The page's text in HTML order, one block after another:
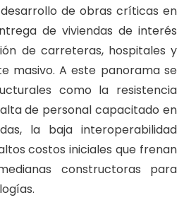
de obras críticas en
de viviendas de interés
de carreteras, hospitales y
masivo. A este panorama se
como la resistencia
de personal capacitado en
la baja interoperabilidad
costos iniciales que frenan
constructoras para